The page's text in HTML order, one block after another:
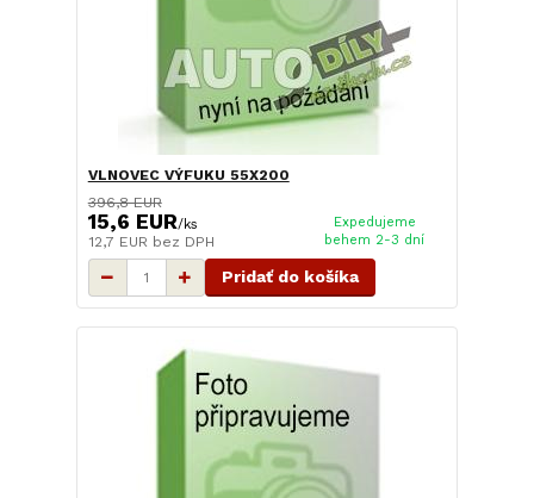
VLNOVEC VÝFUKU 55X200
396,8 EUR
15,6 EUR/ks
12,7 EUR bez DPH
Expedujeme
behem 2-3 dní
Pridať do košíka